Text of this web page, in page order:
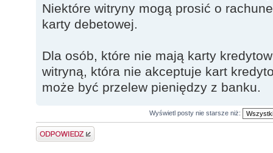
Niektóre witryny mogą prosić o
karty debetowej.
Dla osób, które nie mają karty
witryną, która nie akceptuje kart
może być przelew pieniędzy z banku.
Wyświetl posty nie starsze niż:
Odpowiedz